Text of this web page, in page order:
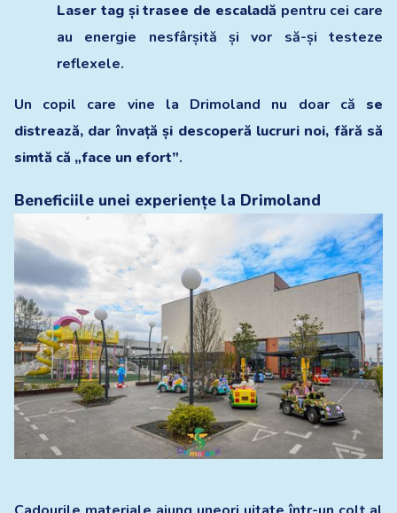
Laser tag și trasee de escaladă pentru cei care
au energie nesfârșită și vor să-și testeze
reflexele.
Un copil care vine la Drimoland nu doar că se
distrează, dar învață și descoperă lucruri noi, fără să
simtă că „face un efort”.
Beneficiile unei experiențe la Drimoland